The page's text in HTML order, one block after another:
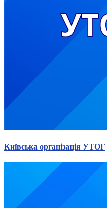
Київська організація УТОГ